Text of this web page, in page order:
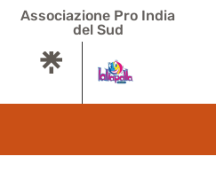
Associazione Pro India
del Sud